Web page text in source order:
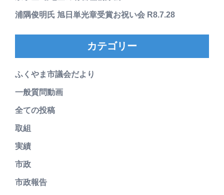
浦隅俊明氏 旭日単光章受賞お祝い会 R8.7.28
カテゴリー
ふくやま市議会だより
一般質問動画
全ての投稿
取組
実績
市政
市政報告